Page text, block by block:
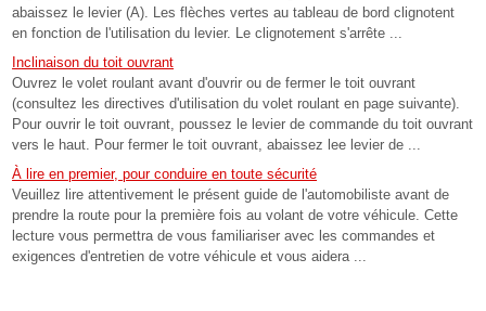
abaissez le levier (A). Les flèches vertes au tableau de bord clignotent
en fonction de l'utilisation du levier. Le clignotement s'arrête ...
Inclinaison du toit ouvrant
Ouvrez le volet roulant avant d'ouvrir ou de fermer le toit ouvrant
(consultez les directives d'utilisation du volet roulant en page suivante).
Pour ouvrir le toit ouvrant, poussez le levier de commande du toit ouvrant
vers le haut. Pour fermer le toit ouvrant, abaissez lee levier de ...
À lire en premier, pour conduire en toute sécurité
Veuillez lire attentivement le présent guide de l'automobiliste avant de
prendre la route pour la première fois au volant de votre véhicule. Cette
lecture vous permettra de vous familiariser avec les commandes et
exigences d'entretien de votre véhicule et vous aidera ...